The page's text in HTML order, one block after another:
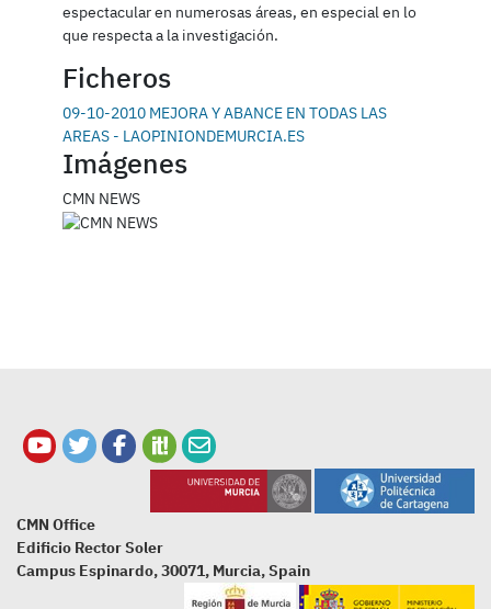
espectacular en numerosas áreas, en especial en lo
que respecta a la investigación.
Ficheros
09-10-2010 MEJORA Y ABANCE EN TODAS LAS
AREAS - LAOPINIONDEMURCIA.ES
Imágenes
CMN NEWS
CMN Office
Edificio Rector Soler
Campus Espinardo, 30071, Murcia, Spain